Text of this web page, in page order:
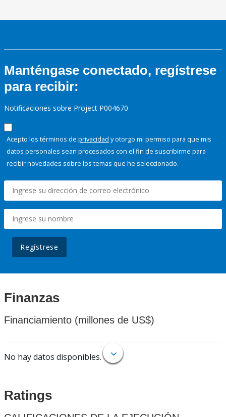
Manténgase conectado, regístrese
para recibir:
Notificaciones sobre Project P004670
Acepto los términos de privacidad y otorgo mi permiso para que mis
datos personales sean procesados con el fin de suscribirme para
recibir novedades sobre los temas que he seleccionado.
Regístrese
Finanzas
Financiamiento (millones de US$)
No hay datos disponibles.
Ratings